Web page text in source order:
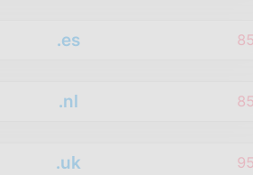
.es
.nl
.uk